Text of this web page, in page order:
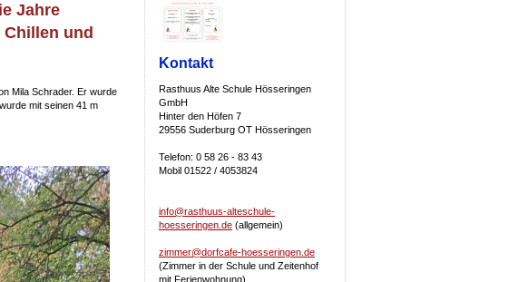
Jahre
und
Mila Schrader. Er wurde
mit seinen 41 m
Kontakt
Rasthuus Alte Schule Hösseringen
GmbH
Hinter den Höfen 7
29556 Suderburg OT Hösseringen
Telefon: 0 58 26 - 83 43
Mobil 01522 / 4053824
info@rasthuus-alteschule-
hoesseringen.de (allgemein)
zimmer@dorfcafe-hoesseringen.de
(Zimmer in der Schule und Zeitenhof
mit Ferienwohnung)